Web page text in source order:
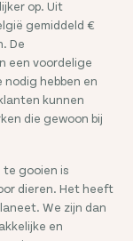
op. Uit
gemiddeld €
De
een voordelige
hebben en
kunnen
die gewoon bij
te gooien is
dieren. Het heeft
We zijn dan
en